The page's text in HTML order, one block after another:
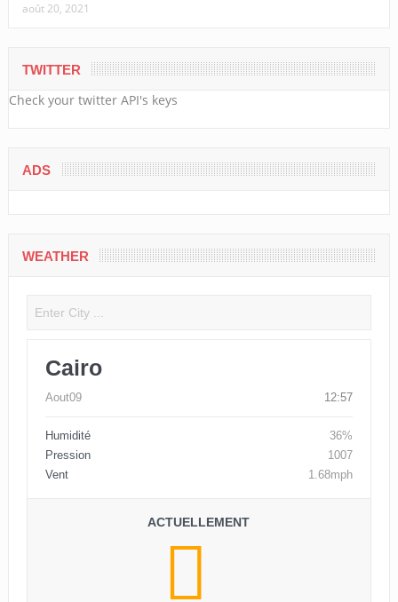
août 20, 2021
TWITTER
Check your twitter API's keys
ADS
WEATHER
Cairo
Aout09 12:57
Humidité
36%
Pression
1007
Vent
1.68mph
ACTUELLEMENT